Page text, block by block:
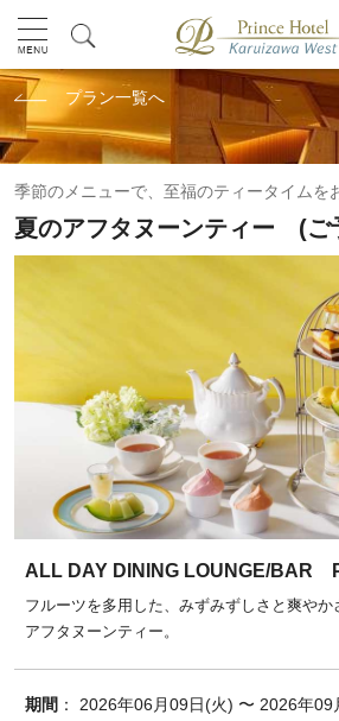
プラン一覧へ
季節のメニューで、至福のティータイムを
夏のアフタヌーンティー (ご
ALL DAY DINING LOUNGE/BAR
フルーツを多用した、みずみずしさと爽や
アフタヌーンティー。
期間 ： 2026年06月09日(火) 〜 2026年09